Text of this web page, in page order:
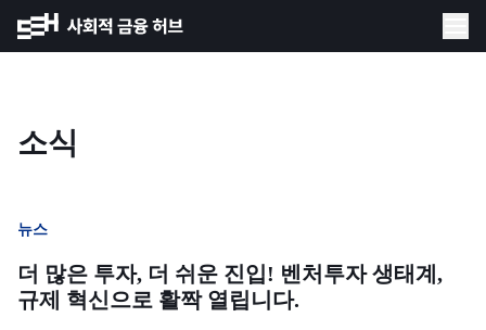
소식
뉴스
더 많은 투자, 더 쉬운 진입! 벤처투자 생태계,
규제 혁신으로 활짝 열립니다.